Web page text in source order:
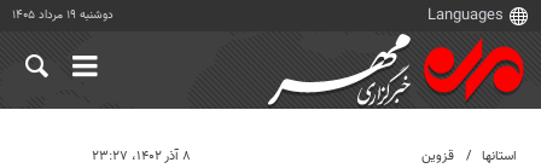
دوشنبه ۱۹ مرداد ۱۴۰۵
استانها قزوین ۸ آذر ۱۴۰۲، ۲۳:۲۷